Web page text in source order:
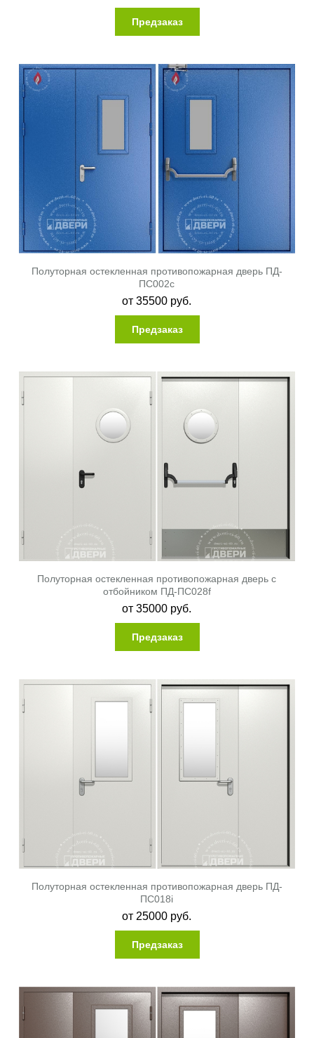
Предзаказ
Полуторная остекленная противопожарная дверь ПД-
ПС002c
от35500 руб.
Предзаказ
Полуторная остекленная противопожарная дверь с
отбойником ПД-ПС028f
от35000 руб.
Предзаказ
Полуторная остекленная противопожарная дверь ПД-
ПС018i
от 25000 руб.
Предзаказ